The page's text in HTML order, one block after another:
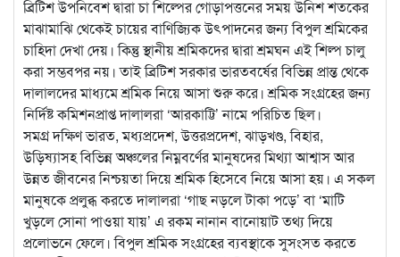
ব্রিটিশ উপনিবেশ দ্বারা চা শিল্পের গোড়াপত্তনের সময় উনিশ শতকের
মাঝামাঝি থেকেই চায়ের বাণিজ্যিক উৎপাদনের জন্য বিপুল শ্রমিকের
চাহিদা দেখা দেয়। কিন্তু স্থানীয় শ্রমিকদের দ্বারা শ্রমঘন এই শিল্প চালু
করা সম্ভবপর নয়। তাই ব্রিটিশ সরকার ভারতবর্ষের বিভিন্ন প্রান্ত থেকে
দালালদের মাধ্যমে শ্রমিক নিয়ে আসা শুরু করে। শ্রমিক সংগ্রহের জন্য
নির্দিষ্ট কমিশনপ্রাপ্ত দালালরা ‘আরকাট্টি’ নামে পরিচিত ছিল।
সমগ্র দক্ষিণ ভারত, মধ্যপ্রদেশ, উত্তরপ্রদেশ, ঝাড়খণ্ড, বিহার,
উড়িষ্যাসহ বিভিন্ন অঞ্চলের নিম্নবর্ণের মানুষদের মিথ্যা আশ্বাস আর
উন্নত জীবনের নিশ্চয়তা দিয়ে শ্রমিক হিসেবে নিয়ে আসা হয়। এ সকল
মানুষকে প্রলুব্ধ করতে দালালরা ‘গাছ নড়লে টাকা পড়ে’ বা ‘মাটি
খুড়লে সোনা পাওয়া যায়’ এ রকম নানান বানোয়াট তথ্য দিয়ে
প্রলোভনে ফেলে। বিপুল শ্রমিক সংগ্রহের ব্যবস্থাকে সুসংসত করতে